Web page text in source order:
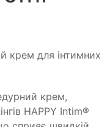
крем для інтимних
крем,
HAPPY Intim®